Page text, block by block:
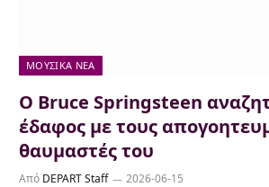
ΜΟΥΣΙΚΆ ΝΈΑ
Ο Bruce Springsteen
έδαφος με τους
θαυμαστές του
Από DEPART Staff 2026-06-15